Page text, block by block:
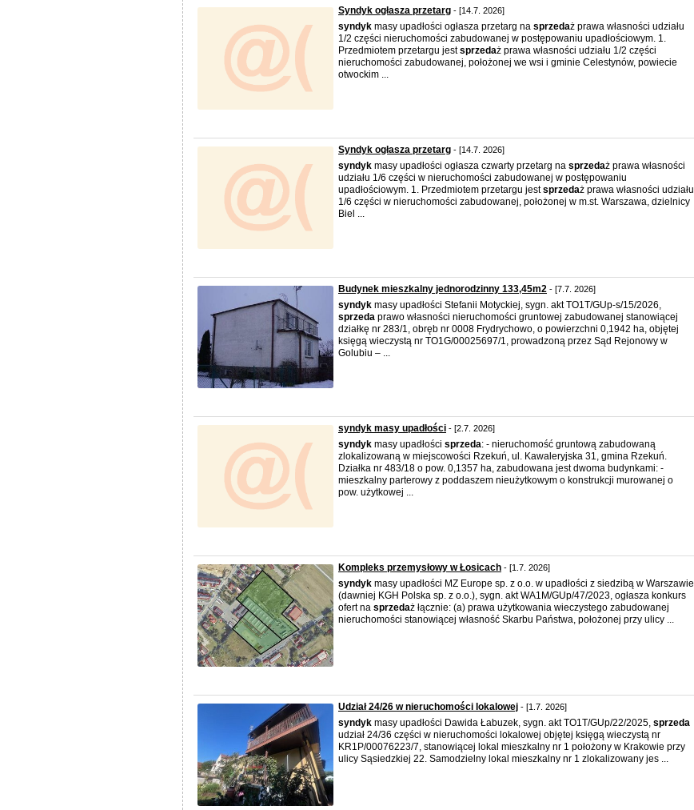
Syndyk ogłasza przetarg - [14.7. 2026]
syndyk masy upadłości ogłasza przetarg na sprzedaż prawa własności udziału
1/2 części nieruchomości zabudowanej w postępowaniu upadłościowym. 1.
Przedmiotem przetargu jestsprzedaż prawa własności udziału 1/2 części
nieruchomości zabudowanej, położonej we wsi i gminie Celestynów, powiecie
otwockim ...
Syndyk ogłasza przetarg - [14.7. 2026]
syndyk masy upadłości ogłasza czwarty przetarg na sprzedaż prawa własności
udziału 1/6 części w nieruchomości zabudowanej w postępowaniu
upadłościowym. 1. Przedmiotem przetargu jestsprzedaż prawa własności udziału
1/6 części w nieruchomości zabudowanej, położonej w m.st. Warszawa, dzielnicy
Biel ...
Budynek mieszkalny jednorodzinny 133,45m2 - [7.7. 2026]
syndyk masy upadłości Stefanii Motyckiej, sygn. akt TO1T/GUp-s/15/2026,
sprzeda prawo własności nieruchomości gruntowej zabudowanej stanowiącej
działkę nr 283/1, obręb nr 0008 Frydrychowo, o powierzchni 0,1942 ha, objętej
księgą wieczystą nr TO1G/00025697/1, prowadzoną przez Sąd Rejonowy w
Golubiu – ...
syndyk masy upadłości - [2.7. 2026]
syndyk masy upadłości sprzeda: - nieruchomość gruntową zabudowaną
zlokalizowaną w miejscowości Rzekuń, ul. Kawaleryjska 31, gmina Rzekuń.
Działka nr 483/18 o pow. 0,1357 ha, zabudowana jest dwoma budynkami: -
mieszkalny parterowy z poddaszem nieużytkowym o konstrukcji murowanej o
pow. użytkowej ...
Kompleks przemysłowy w Łosicach - [1.7. 2026]
syndyk masy upadłości MZ Europe sp. z o.o. w upadłości z siedzibą w Warszawie
(dawniej KGH Polska sp. z o.o.), sygn. akt WA1M/GUp/47/2023, ogłasza konkurs
ofert na sprzedaż łącznie: (a) prawa użytkowania wieczystego zabudowanej
nieruchomości stanowiącej własność Skarbu Państwa, położonej przy ulicy ...
Udział 24/26 w nieruchomości lokalowej - [1.7. 2026]
syndyk masy upadłości Dawida Łabuzek, sygn. akt TO1T/GUp/22/2025, sprzeda
udział 24/36 części w nieruchomości lokalowej objętej księgą wieczystą nr
KR1P/00076223/7, stanowiącej lokal mieszkalny nr 1 położony w Krakowie przy
ulicy Sąsiedzkiej 22. Samodzielny lokal mieszkalny nr 1 zlokalizowany jes ...